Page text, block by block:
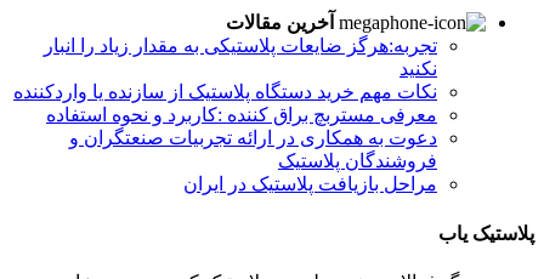
آخرین مقالات
تجربه:هرگز ضایعات پلاستیکی به مقدار زیاد را انبار
نکنید
نکات مهم خرید دستگاه پلاستیک از سازنده یا واردکننده
معرفی مستربچ براق کننده :کاربرد و نحوه استفاده
دعوت به همکاری در ارائه تجربیات صنعتگران و
فروشندگان پلاستیک
مراحل بازیافت پلاستیک در ایران
پلاستیک یاب